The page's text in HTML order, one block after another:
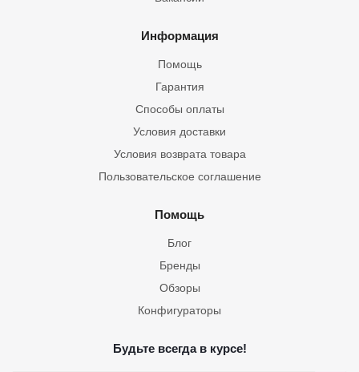
Информация
Помощь
Гарантия
Способы оплаты
Условия доставки
Условия возврата товара
Пользовательское соглашение
Помощь
Блог
Бренды
Обзоры
Конфигураторы
Будьте всегда в курсе!